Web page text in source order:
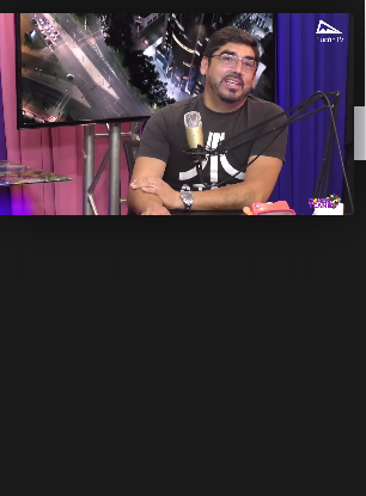
NACIONAL DEPORTES